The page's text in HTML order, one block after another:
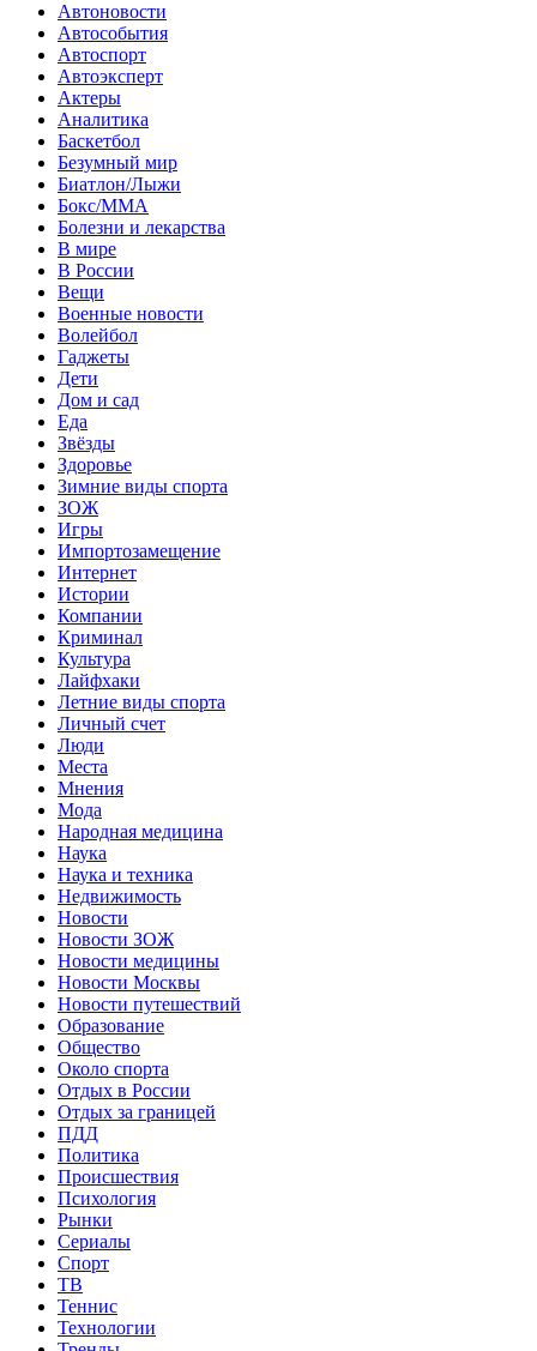
Автоновости
Автособытия
Автоспорт
Автоэксперт
Актеры
Аналитика
Баскетбол
Безумный мир
Биатлон/Лыжи
Бокс/MMA
Болезни и лекарства
В мире
В России
Вещи
Военные новости
Волейбол
Гаджеты
Дети
Дом и сад
Еда
Звёзды
Здоровье
Зимние виды спорта
ЗОЖ
Игры
Импортозамещение
Интернет
Истории
Компании
Криминал
Культура
Лайфхаки
Летние виды спорта
Личный счет
Люди
Места
Мнения
Мода
Народная медицина
Наука
Наука и техника
Недвижимость
Новости
Новости ЗОЖ
Новости медицины
Новости Москвы
Новости путешествий
Образование
Общество
Около спорта
Отдых в России
Отдых за границей
ПДД
Политика
Происшествия
Психология
Рынки
Сериалы
Спорт
ТВ
Теннис
Технологии